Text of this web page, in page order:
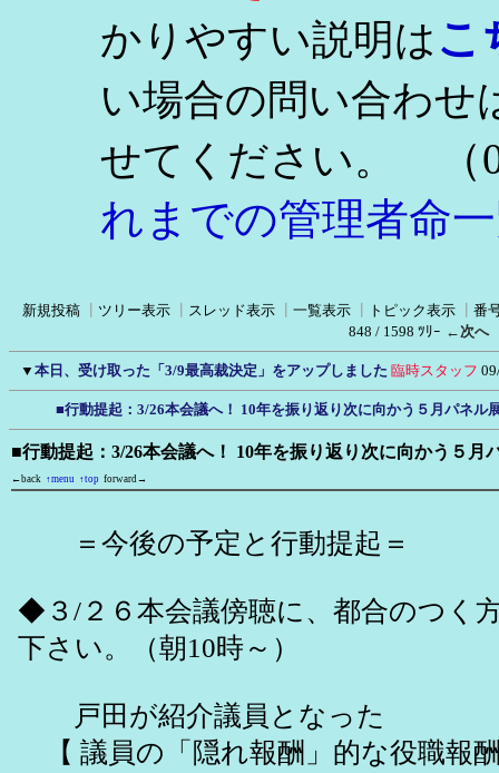
かりやすい説明はこ
い場合の問い合わせ
せてください。
（
れまでの管理者命
新規投稿 ツリー表示 スレッド表示 一覧表示 トピック表示
番
848 / 1598 ﾂﾘｰ ←次へ
▼ 本日、受け取った「3/9最高裁決定」をアップしました 臨時スタッフ
■行動提起：3/26本会議へ！ 10年を振り返り次に向かう５月パネル
■行動提起：3/26本会議へ！ 10年を振り返り次に向かう５月
←back ↑menu ↑top forward→
＝今後の予定と行動提起＝
◆３/２６本会議傍聴に、都合のつく
下さい。（朝10時～）
戸田が紹介議員となった
【 議員の「隠れ報酬」的な役職報